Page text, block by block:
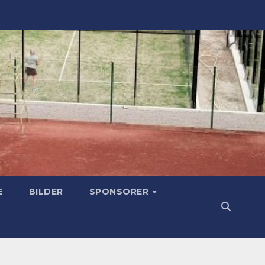
BILDER SPONSORER